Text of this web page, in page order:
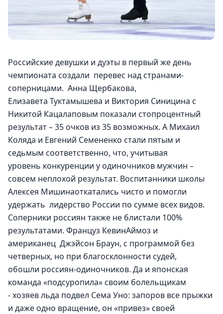
Российские девушки и дуэты в первый же день
чемпионата создали  перевес над странами-
соперницами.  Анна Щербакова,
Елизавета Туктамышева и Виктория Синицина с
Никитой Кацалаповым показали стопроцентный
результат – 35 очков из 35 возможных. А Михаил
Коляда и Евгений Семененко стали пятым и
седьмым соответственно, что, учитывая
уровень конкуренции у одиночников мужчин –
совсем неплохой результат. Воспитанники школы
Алексея Мишинаоткатались чисто и помогли
удержать  лидерство России по сумме всех видов.
Соперники россиян также не блистали 100%
результатами. Француз КевинАймоз и
американец  Джэйсон Браун, с программой без
четверных, но при благосклонности судей,
обошли россиян-одиночников. Да и японская
команда «подсуропила» своим болельщикам
- хозяев льда подвел Сема Уно: запоров все прыжки
и даже одно вращение, он «привез» своей